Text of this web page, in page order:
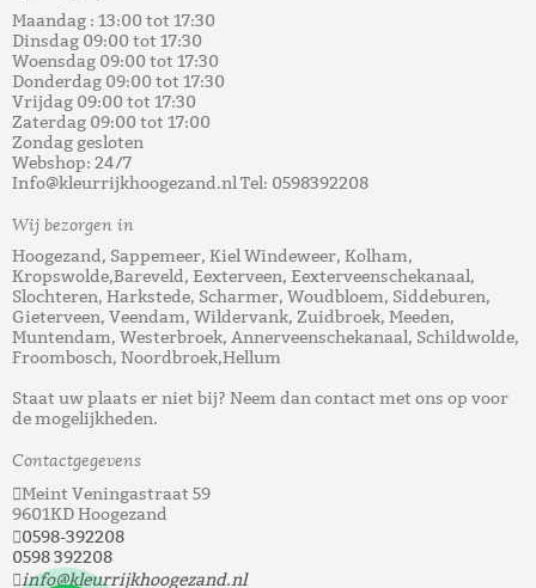
Maandag : 13:00 tot 17:30
Dinsdag 09:00 tot 17:30
Woensdag 09:00 tot 17:30
Donderdag 09:00 tot 17:30
Vrijdag 09:00 tot 17:30
Zaterdag 09:00 tot 17:00
Zondag gesloten
Webshop: 24/7
Info@kleurrijkhoogezand.nl Tel: 0598392208
Wij bezorgen in
Hoogezand, Sappemeer, Kiel Windeweer, Kolham,
Kropswolde,Bareveld, Eexterveen, Eexterveenschekanaal,
Slochteren, Harkstede, Scharmer, Woudbloem, Siddeburen,
Gieterveen, Veendam, Wildervank, Zuidbroek, Meeden,
Muntendam, Westerbroek, Annerveenschekanaal, Schildwolde,
Froombosch, Noordbroek,Hellum
Staat uw plaats er niet bij? Neem dan contact met ons op voor
de mogelijkheden.
Contactgegevens
Meint Veningastraat 59
9601KD Hoogezand
0598-392208
0598 392208
info@kleurrijkhoogezand.nl